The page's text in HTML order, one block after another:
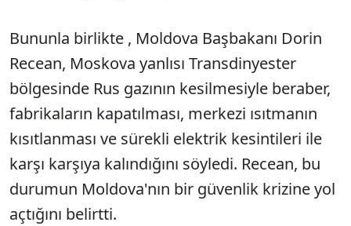
Bununla birlikte , Moldova Başbakanı Dorin
Recean, Moskova yanlısı Transdinyester
bölgesinde Rus gazının kesilmesiyle beraber,
fabrikaların kapatılması, merkezi ısıtmanın
kısıtlanması ve sürekli elektrik kesintileri ile
karşı karşıya kalındığını söyledi. Recean, bu
durumun Moldova'nın bir güvenlik krizine yol
açtığını belirtti.